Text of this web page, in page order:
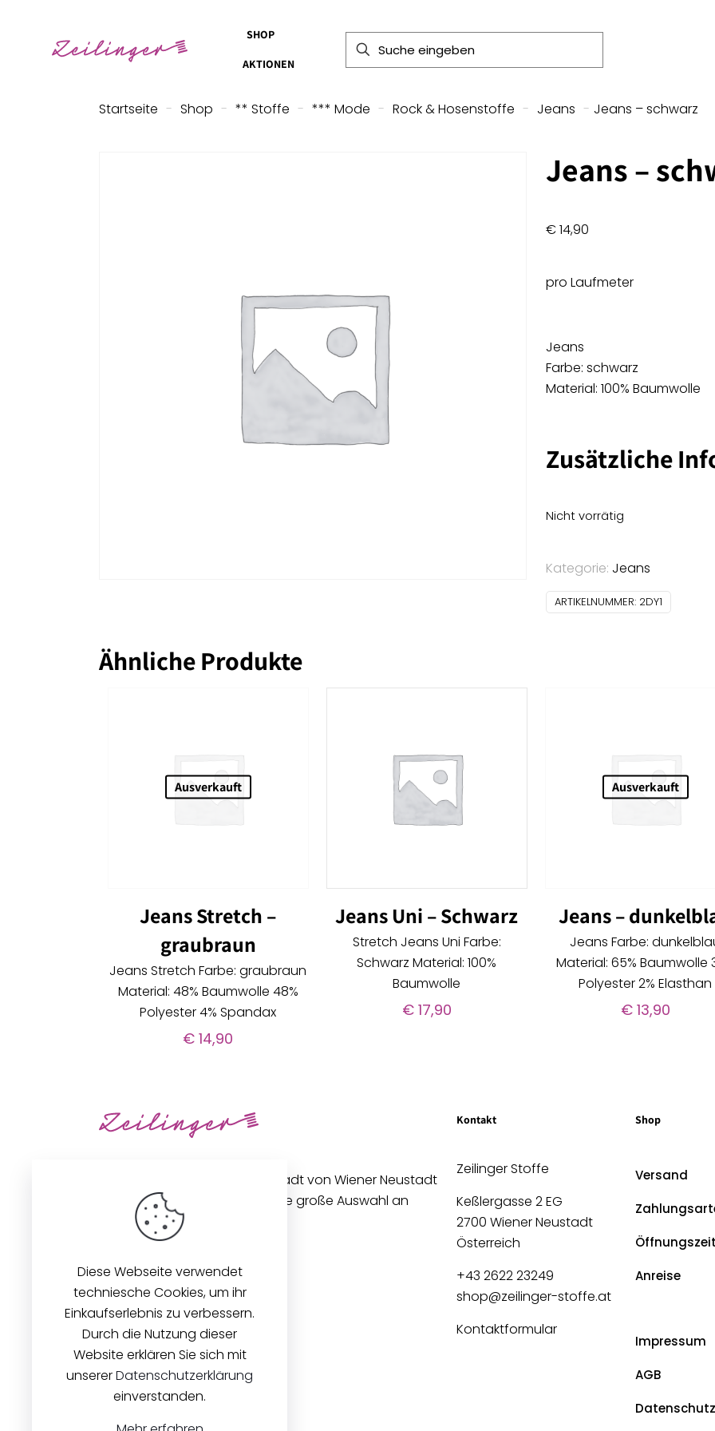
SHOP
AKTIONEN
Startseite - Shop - ** Stoffe - *** Mode - Rock & Hosenstoffe - Jeans - Jeans – schwarz
Jeans –
€14,90
pro Laufmeter
Jeans
Farbe: schwarz
Material: 100% Baumwolle
Zusätzliche
Nicht vorrätig
Kategorie: Jeans
ARTIKELNUMMER: 2DY1
Ähnliche Produkte
Ausverkauft
Jeans Stretch –
graubraun
Jeans Stretch Farbe: graubraun
Material: 48% Baumwolle 48%
Polyester 4% Spandax
€ 14,90
Jeans Uni – Schwarz
Stretch Jeans Uni Farbe:
Schwarz Material: 100%
Baumwolle
€17,90
Ausverkauft
Jeans –
Jeans Farbe:
Material: 65% Baumwolle
Polyester 2% Elasthan
€13,90
Unseren Betrieb in der Innenstadt von Wiener Neustadt
gibt es seit 1896. Wir bieten eine große Auswahl an
Stoffen und Zubehör an.
Kontakt
Zeilinger Stoffe
Keßlergasse 2 EG
2700 Wiener Neustadt
Österreich
+43 2622 23249
shop@zeilinger-stoffe.at
Kontaktformular
Shop
Versand
Anreise
Impressum
AGB
Datenschutz
Diese Webseite verwendet
techniesche Cookies, um ihr
Einkaufserlebnis zu verbessern.
Durch die Nutzung dieser
Website erklären Sie sich mit
unsererDatenschutzerklärung
einverstanden.